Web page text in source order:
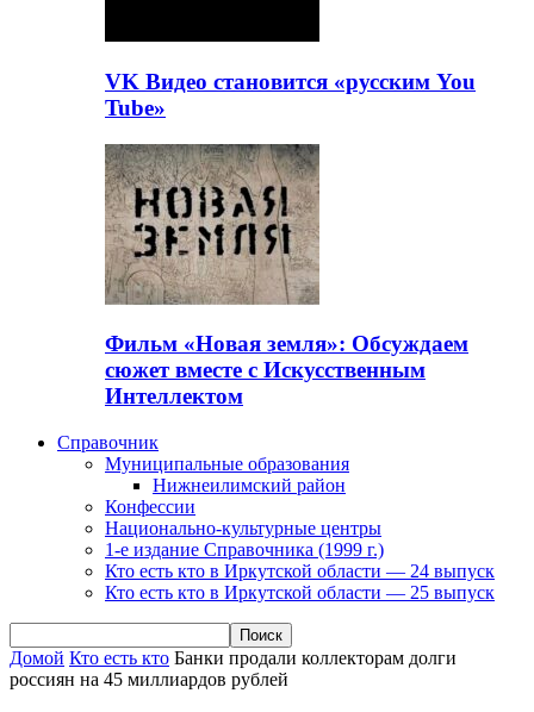
VK Видео становится «русским You
Tube»
Фильм «Новая земля»: Обсуждаем
сюжет вместе с Искусственным
Интеллектом
Справочник
Муниципальные образования
Нижнеилимский район
Конфессии
Национально-культурные центры
1-е издание Справочника (1999 г.)
Кто есть кто в Иркутской области — 24 выпуск
Кто есть кто в Иркутской области — 25 выпуск
Домой Кто есть кто Банки продали коллекторам долги
россиян на 45 миллиардов рублей